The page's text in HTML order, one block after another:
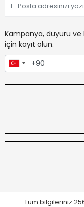
Kampanya, duyuru
için kayıt olun.
Tüm bilgileriniz